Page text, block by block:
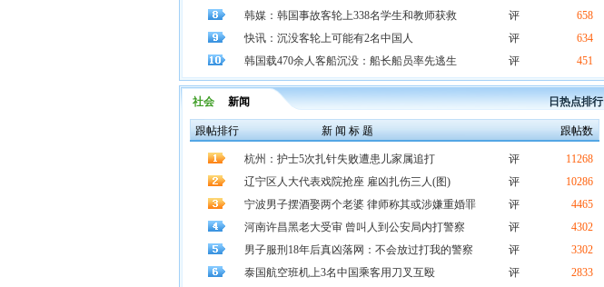
韩媒：韩国事故客轮上338名学生和教师获救
评
658
快讯：沉没客轮上可能有2名中国人
评
634
韩国载470余人客船沉没：船长船员率先逃生
评 451
社会 新闻 日热点排行
跟帖排行 新 闻 标 题 跟帖数
杭州：护士5次扎针失败遭患儿家属追打 评
11268
辽宁区人大代表戏院抢座 雇凶扎伤三人(图)
评
10286
宁波男子摆酒娶两个老婆 律师称其或涉嫌重婚罪
评
4465
河南许昌黑老大受审 曾叫人到公安局内打警察
评
4302
男子服刑18年后真凶落网：不会放过打我的警察
评
3302
泰国航空班机上3名中国乘客用刀叉互殴
评
2833